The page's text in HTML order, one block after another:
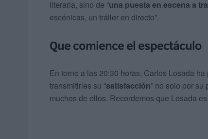
literaria, sino de “una puesta en escena a
escénicas, un tráiler en directo”.
Que comience el espectáculo
En torno a las 20:30 horas, Carlos Losada ha
transmitirles su “satisfacción” no solo por
muchos de ellos. Recordemos que Losada